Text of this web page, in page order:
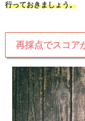
行っておきましょう。
再採点でスコア